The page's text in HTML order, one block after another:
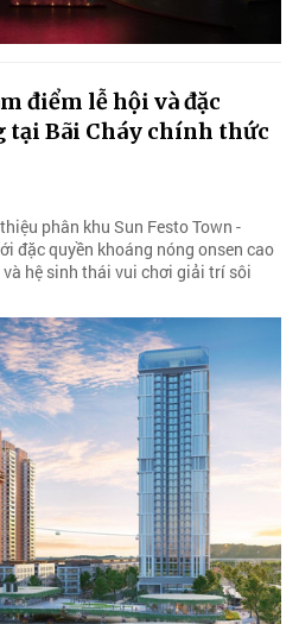
điểm lễ hội và đặc
tại Bãi Cháy chính thức
phân khu Sun Festo Town -
đặc quyền khoáng nóng onsen cao
hệ sinh thái vui chơi giải trí sôi